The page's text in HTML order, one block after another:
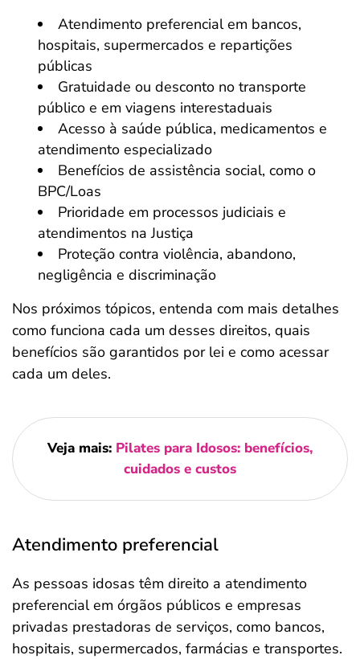
Atendimento preferencial em bancos,
hospitais, supermercados e repartições
públicas
Gratuidade ou desconto no transporte
público e em viagens interestaduais
Acesso à saúde pública, medicamentos e
atendimento especializado
Benefícios de assistência social, como o
BPC/Loas
Prioridade em processos judiciais e
atendimentos na Justiça
Proteção contra violência, abandono,
negligência e discriminação
Nos próximos tópicos, entenda com mais detalhes
como funciona cada um desses direitos, quais
benefícios são garantidos por lei e como acessar
cada um deles.
Veja mais: Pilates para Idosos: benefícios,
cuidados e custos
Atendimento preferencial
As pessoas idosas têm direito a atendimento
preferencial em órgãos públicos e empresas
privadas prestadoras de serviços, como bancos,
hospitais, supermercados, farmácias e transportes.